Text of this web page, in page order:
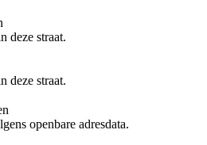
deze straat.
deze straat.
openbare adresdata.